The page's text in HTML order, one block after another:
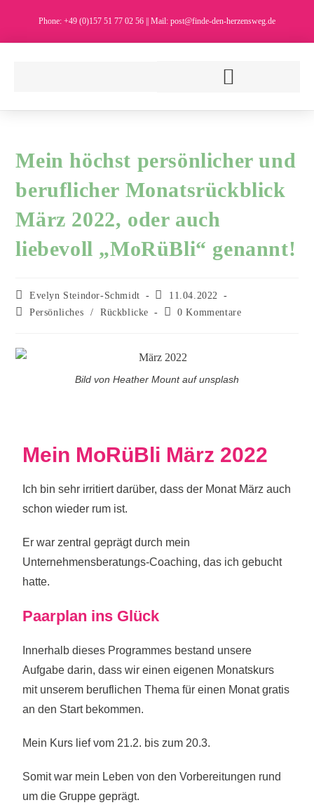
Phone: +49 (0)157 51 77 02 56 || Mail: post@finde-den-herzensweg.de
Mein höchst persönlicher und
beruflicher Monatsrückblick
März 2022, oder auch
liebevoll „MoRüBli“ genannt!
Evelyn Steindor-Schmidt
11.04.2022
Persönliches
/ Rückblicke 0 Kommentare
Bild von Heather Mount auf unsplash
Mein MoRüBli März 2022
Ich bin sehr irritiert darüber, dass der Monat März auch
schon wieder rum ist.
Er war zentral geprägt durch mein
Unternehmensberatungs-Coaching, das ich gebucht
hatte.
Paarplan ins Glück
Innerhalb dieses Programmes bestand unsere
Aufgabe darin, dass wir einen eigenen Monatskurs
mit unserem beruflichen Thema für einen Monat gratis
an den Start bekommen.
Mein Kurs lief vom 21.2. bis zum 20.3.
Somit war mein Leben von den Vorbereitungen rund
um die Gruppe geprägt.